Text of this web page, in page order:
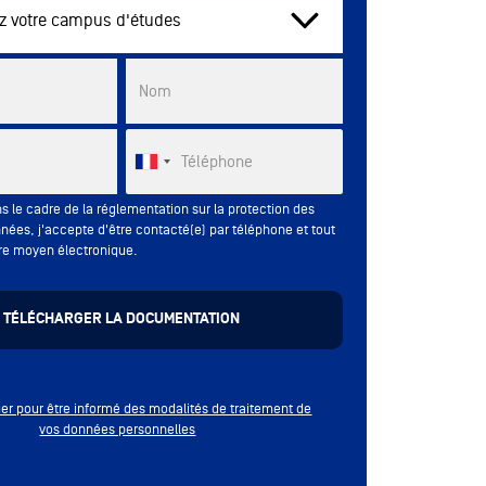
TOURS de 09h à 17h
distanciel
campus d'études
Nom
Téléphone
le cadre de la réglementation sur la protection des
j'accepte d'être contacté(e) par téléphone et tout
moyen électronique.
pour être informé des modalités de traitement de
vos données personnelles